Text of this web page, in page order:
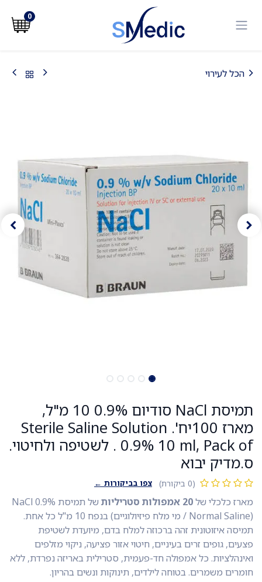
0
הכל לעירוי
תמיסת NaCl סודיום 0.9% 10 מ"ל,
מארז 100יח'. Sterile Saline Solution
0.9% 10 ml, Pack of . לשטיפה ולחיטוי.
ס.מדיק יבוא
(0 ביקורת) צפו בביקורות ←
מארז כלכלי של20 אמפולות סטריליות
של תמיסת NaCl 0.9%
(Normal Saline / מי מלח פיזיולוגיים) בנפח 10 מ"ל כל אחת.
תמיסה איזוטונית זהה ברכוזה למלח בדם, מיועדת לשטיפת
פצעים, גופים זרים בעיניים, חיטוי אזור פציעה, ניקוי מזלפים
ואינהלציות. כל אמפולה חד-פעמית, סטרילית באריזה נפרדת, ללא
חומרים משמרים. בטוחה לילדים, תינוקות ונשים בהריון.